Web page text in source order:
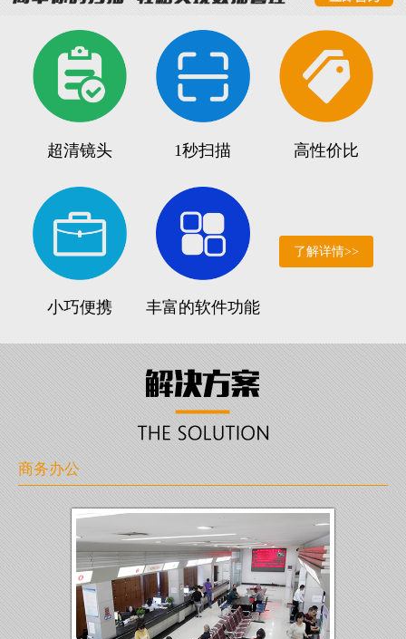
超清镜头 1秒扫描 高性价比
小巧便携 丰富的软件功能
了解详情>>
商务办公